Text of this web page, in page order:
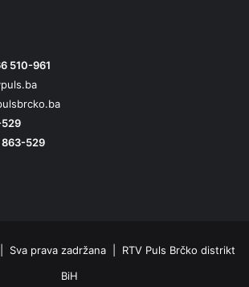
510-961
863-529
prava zadržana | RTV Puls Brčko distrikt
BiH